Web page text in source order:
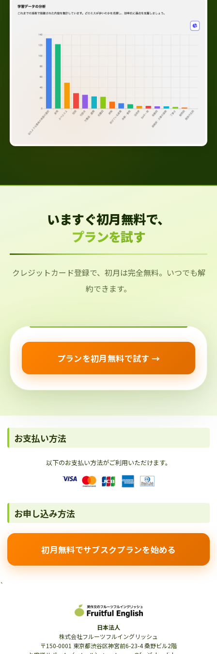
いますぐ初月無料で、
プランを試す
クレジットカード登録で、初月は完全無料。いつでも解
約できます。
プランを初月無料で試す →
お支払い方法
以下のお支払い方法がご利用いただけます。
お申し込み方法
初月無料でサブスクプランを始める
`
日本法人
株式会社フルーツフルイングリッシュ
〒150-0001 東京都渋谷区神宮前6-23-4 桑野ビル2階